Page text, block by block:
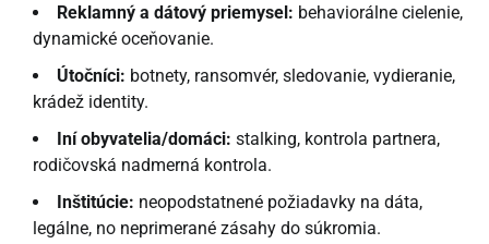
Reklamný a dátový priemysel: behaviorálne cielenie,
dynamické oceňovanie.
Útočníci: botnety, ransomvér, sledovanie, vydieranie,
krádež identity.
Iní obyvatelia/domáci: stalking, kontrola partnera,
rodičovská nadmerná kontrola.
Inštitúcie: neopodstatnené požiadavky na dáta,
legálne, no neprimerané zásahy do súkromia.